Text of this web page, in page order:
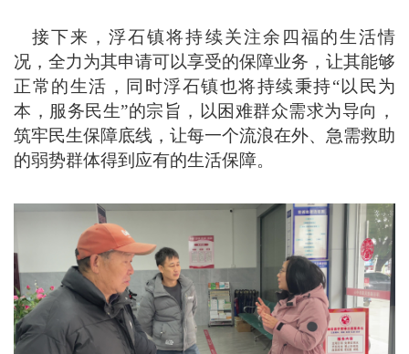
接下来，浮石镇将持续关注余四福的生活情
况，全力为其申请可以享受的保障业务，让其能够
正常的生活，同时浮石镇也将持续秉持“以民为
本，服务民生”的宗旨，以困难群众需求为导向，
筑牢民生保障底线，让每一个流浪在外、急需救助
的弱势群体得到应有的生活保障。